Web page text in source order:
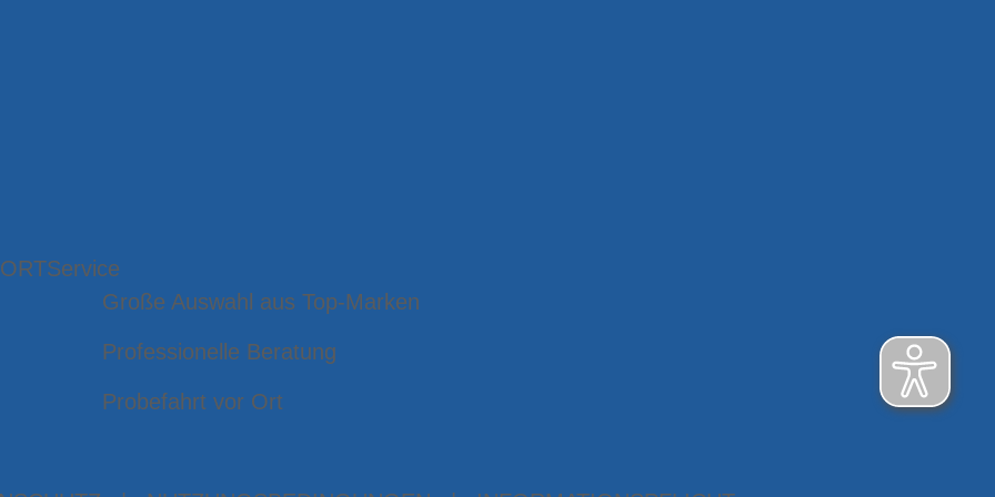
Service
Große Auswahl aus Top-Marken
Professionelle Beratung
Probefahrt vor Ort